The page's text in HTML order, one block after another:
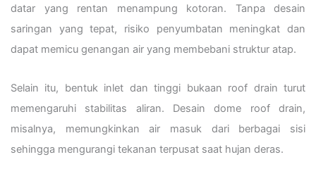
datar yang rentan menampung kotoran. Tanpa desain
saringan yang tepat, risiko penyumbatan meningkat dan
dapat memicu genangan air yang membebani struktur atap.
Selain itu, bentuk inlet dan tinggi bukaan roof drain turut
memengaruhi stabilitas aliran. Desain dome roof drain,
misalnya, memungkinkan air masuk dari berbagai sisi
sehingga mengurangi tekanan terpusat saat hujan deras.